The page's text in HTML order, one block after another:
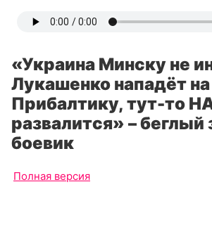
«Украина Минску не
Лукашенко нападёт на
Прибалтику, тут-то
развалится» – беглый
боевик
Полная версия